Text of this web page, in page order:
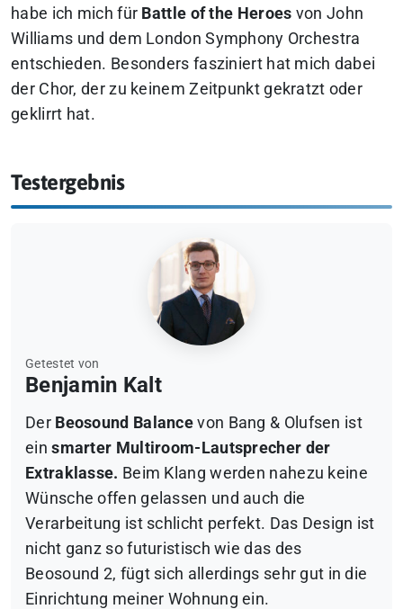
habe ich mich für Battle of the Heroes von John
Williams und dem London Symphony Orchestra
entschieden. Besonders fasziniert hat mich dabei
der Chor, der zu keinem Zeitpunkt gekratzt oder
geklirrt hat.
Testergebnis
Getestet von
Benjamin Kalt
Der Beosound Balance von Bang & Olufsen ist
einsmarter Multiroom-Lautsprecher der
Extraklasse. Beim Klang werden nahezu keine
Wünsche offen gelassen und auch die
Verarbeitung ist schlicht perfekt. Das Design ist
nicht ganz so futuristisch wie das des
Beosound 2, fügt sich allerdings sehr gut in die
Einrichtung meiner Wohnung ein.